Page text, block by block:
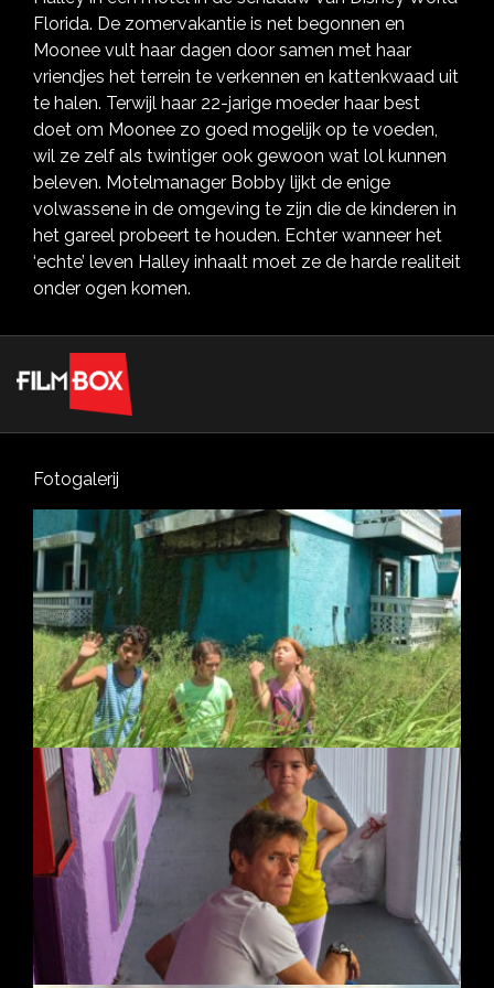
Florida. De zomervakantie is net begonnen en
Moonee vult haar dagen door samen met haar
vriendjes het terrein te verkennen en kattenkwaad uit
te halen. Terwijl haar 22-jarige moeder haar best
doet om Moonee zo goed mogelijk op te voeden,
wil ze zelf als twintiger ook gewoon wat lol kunnen
beleven. Motelmanager Bobby lijkt de enige
volwassene in de omgeving te zijn die de kinderen in
het gareel probeert te houden. Echter wanneer het
‘echte’ leven Halley inhaalt moet ze de harde realiteit
onder ogen komen.
Fotogalerij